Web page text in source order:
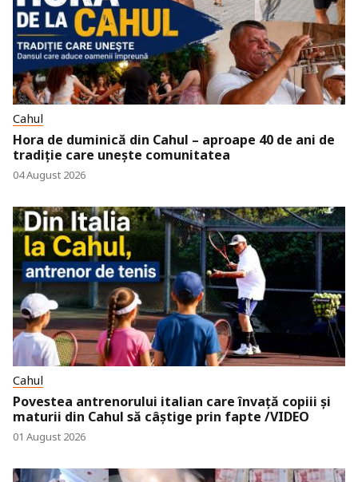
Cahul
Hora de duminică din Cahul – aproape 40 de ani de
tradiție care unește comunitatea
04 August 2026
Cahul
Povestea antrenorului italian care învață copiii și
maturii din Cahul să câștige prin fapte /VIDEO
01 August 2026